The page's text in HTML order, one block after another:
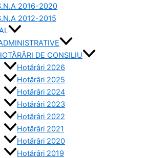
2016-2020
2012-2015
DE CONSILIU
Hotărâri 2026
Hotărâri 2025
Hotărâri 2024
Hotărâri 2023
Hotărâri 2022
Hotărâri 2021
Hotărâri 2020
Hotărâri 2019